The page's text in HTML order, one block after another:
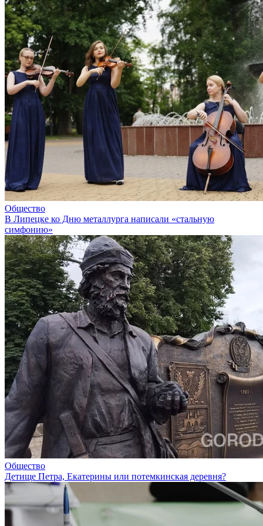
Общество
В Липецке ко Дню металлурга написали «стальную
симфонию»
Общество
Детище Петра, Екатерины или потемкинская деревня?